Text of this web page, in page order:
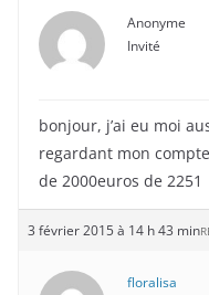
Anonyme
Invité
bonjour, j’ai eu moi
regardant mon
de 2000euros de 2251
3 février 2015 à 14 h 43 min
floralisa